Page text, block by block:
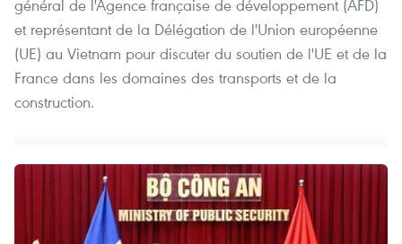
général de l'Agence française de développement (AFD)
et représentant de la Délégation de l'Union européenne
(UE) au Vietnam pour discuter du soutien de l'UE et de la
France dans les domaines des transports et de la
construction.